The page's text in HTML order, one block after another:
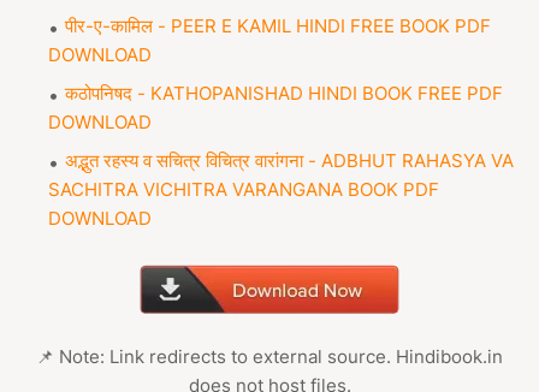
पीर-ए-कामिल - PEER E KAMIL HINDI FREE BOOK PDF
DOWNLOAD
कठोपनिषद - KATHOPANISHAD HINDI BOOK FREE PDF
DOWNLOAD
अद्भुत रहस्य व सचित्र विचित्र वारांगना - ADBHUT RAHASYA VA
SACHITRA VICHITRA VARANGANA BOOK PDF
DOWNLOAD
📌 Note: Link redirects to external source. Hindibook.in
does not host files.